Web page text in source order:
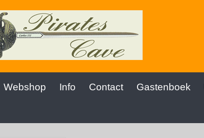
Webshop Info Contact Gastenboek